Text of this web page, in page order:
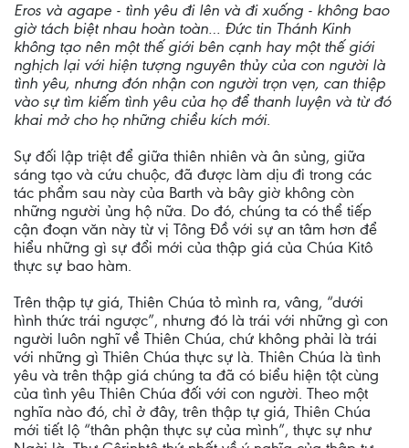
Eros và agape - tình yêu đi lên và đi xuống - không bao
giờ tách biệt nhau hoàn toàn… Đức tin Thánh Kinh
không tạo nên một thế giới bên cạnh hay một thế giới
nghịch lại với hiện tượng nguyên thủy của con người là
tình yêu, nhưng đón nhận con người trọn vẹn, can thiệp
vào sự tìm kiếm tình yêu của họ để thanh luyện và từ đó
khai mở cho họ những chiều kích mới.
Sự đối lập triệt để giữa thiên nhiên và ân sủng, giữa
sáng tạo và cứu chuộc, đã được làm dịu đi trong các
tác phẩm sau này của Barth và bây giờ không còn
những người ủng hộ nữa. Do đó, chúng ta có thể tiếp
cận đoạn văn này từ vị Tông Đồ với sự an tâm hơn để
hiểu những gì sự đổi mới của thập giá của Chúa Kitô
thực sự bao hàm.
Trên thập tự giá, Thiên Chúa tỏ mình ra, vâng, “dưới
hình thức trái ngược”, nhưng đó là trái với những gì con
người luôn nghĩ về Thiên Chúa, chứ không phải là trái
với những gì Thiên Chúa thực sự là. Thiên Chúa là tình
yêu và trên thập giá chúng ta đã có biểu hiện tột cùng
của tình yêu Thiên Chúa đối với con người. Theo một
nghĩa nào đó, chỉ ở đây, trên thập tự giá, Thiên Chúa
mới tiết lộ “thân phận thực sự của mình”, thực sự như